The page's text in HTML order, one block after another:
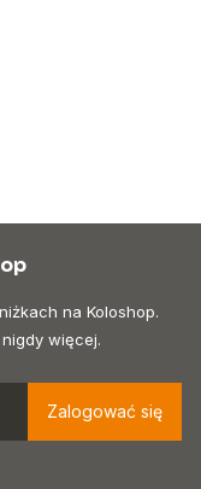
na Koloshop.
więcej.
Zalogować się